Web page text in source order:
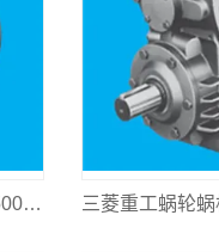
三菱重工蜗轮蜗杆减速机SUHW500L-25